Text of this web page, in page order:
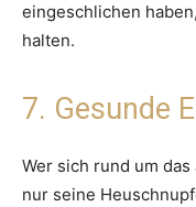
eingeschlichen
halten.
7. Gesunde
Wer sich rund um
nur seine